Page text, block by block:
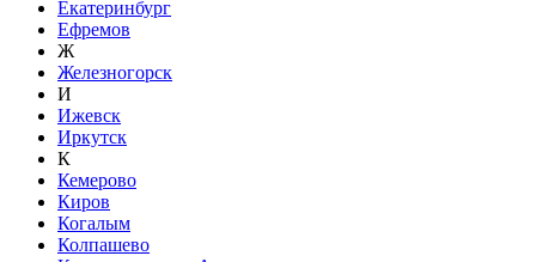
Екатеринбург
Ефремов
Ж
Железногорск
И
Ижевск
Иркутск
К
Кемерово
Киров
Когалым
Колпашево